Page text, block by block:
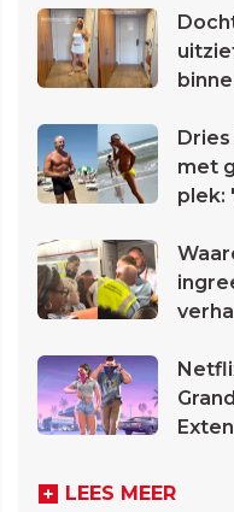
met
plek:
LEES MEER